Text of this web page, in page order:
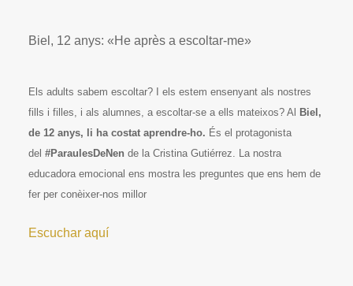
Biel, 12 anys: «He après a escoltar-me»
Els adults sabem escoltar? I els estem ensenyant als nostres
fills i filles, i als alumnes, a escoltar-se a ells mateixos? Al Biel,
de 12 anys, li ha costat aprendre-ho. És el protagonista
del #ParaulesDeNen de la Cristina Gutiérrez. La nostra
educadora emocional ens mostra les preguntes que ens hem de
fer per conèixer-nos millor
Escuchar aquí